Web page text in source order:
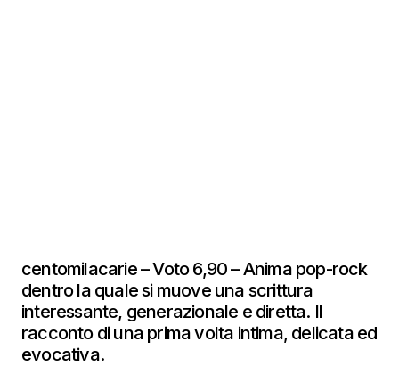
centomilacarie – Voto 6,90 – Anima pop-rock
dentro la quale si muove una scrittura
interessante, generazionale e diretta. Il
racconto di una prima volta intima, delicata ed
evocativa.